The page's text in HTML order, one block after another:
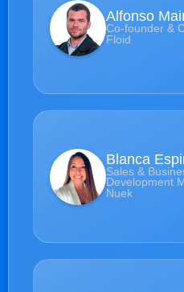
Alfonso
Co-founder &
Floid
Blanca
Sales &
Development
Nuek